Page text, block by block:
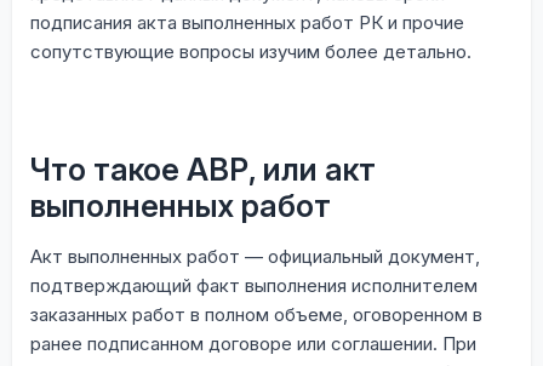
подписания акта выполненных работ РК и прочие
сопутствующие вопросы изучим более детально.
Что такое АВР, или акт
выполненных работ
Акт выполненных работ — официальный документ,
подтверждающий факт выполнения исполнителем
заказанных работ в полном объеме, оговоренном в
ранее подписанном договоре или соглашении. При